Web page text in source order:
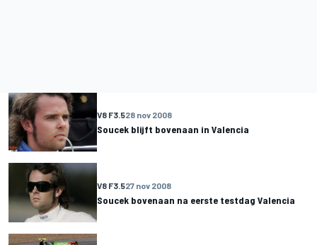
V8 F3.528 nov 2008
Soucek blijft bovenaan in Valencia
V8 F3.527 nov 2008
Soucek bovenaan na eerste testdag Valencia